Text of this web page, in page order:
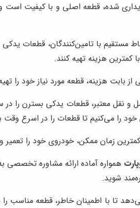
شده، قطعه اصلی و با کیفیت است و
مستقیم با تامین‌کنندگان، قطعات
کمترین هزینه تهیه کنند.
بابت هزینه، قطعه مورد نیاز خود را
نقل معتبر، قطعات یدکی بسترن را
را می‌کنیم تا قطعات را در اسرع
زمان ممکن، خودروی خود را تعمیر و
همواره آماده ارائه مشاوره
شوید.
تا با اطمینان خاطر، قطعه مناسب